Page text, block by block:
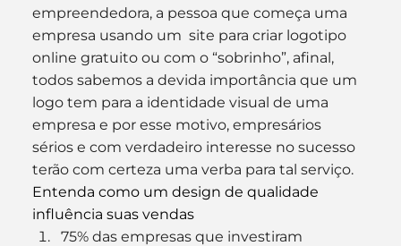
empreendedora, a pessoa que começa uma
empresa usando um  site para criar logotipo
online gratuito ou com o “sobrinho”, afinal,
todos sabemos a devida importância que um
logo tem para a identidade visual de uma
empresa e por esse motivo, empresários
sérios e com verdadeiro interesse no sucesso
terão com certeza uma verba para tal serviço.
Entenda como um design de qualidade
influência suas vendas
75% das empresas que investiram